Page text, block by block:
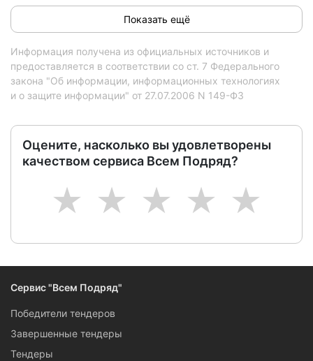
Показать ещё
Информация получена из официальных источников и
предоставляется в соответствии со ст. 7 Федерального
закона "Об информации, информационных технологиях
и о защите информации" от 27.07.2006 N 149-ФЗ
Оцените, насколько вы удовлетворены
качеством сервиса Всем Подряд?
5
4
3
2
1
Сервис "Всем Подряд"
Победители тендеров
Завершенные тендеры
Тендеры